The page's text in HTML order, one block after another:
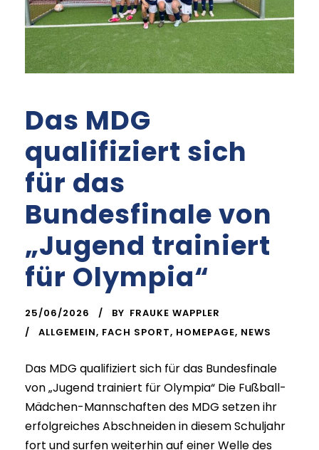
Das MDG
qualifiziert sich
für das
Bundesfinale von
„Jugend trainiert
für Olympia“
25/06/2026 BY FRAUKE WAPPLER
ALLGEMEIN, FACH SPORT, HOMEPAGE, NEWS
Das MDG qualifiziert sich für das Bundesfinale
von „Jugend trainiert für Olympia“ Die Fußball-
Mädchen-Mannschaften des MDG setzen ihr
erfolgreiches Abschneiden in diesem Schuljahr
fort und surfen weiterhin auf einer Welle des